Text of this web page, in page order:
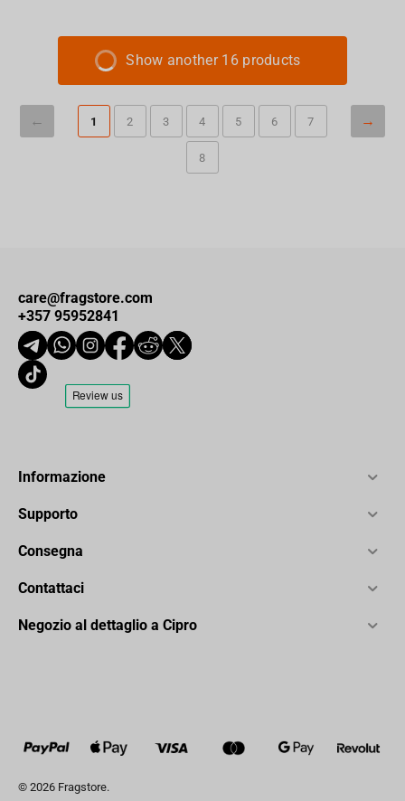
Show another 16 products
1 2 3 4 5 6 7
8
care@fragstore.com
+357 95952841
Informazione
Supporto
Consegna
Contattaci
Negozio al dettaglio a Cipro
© 2026 Fragstore.